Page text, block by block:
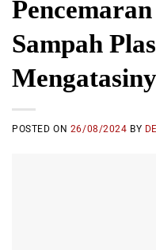
Sampah
POSTED ON 26/08/2024 BY